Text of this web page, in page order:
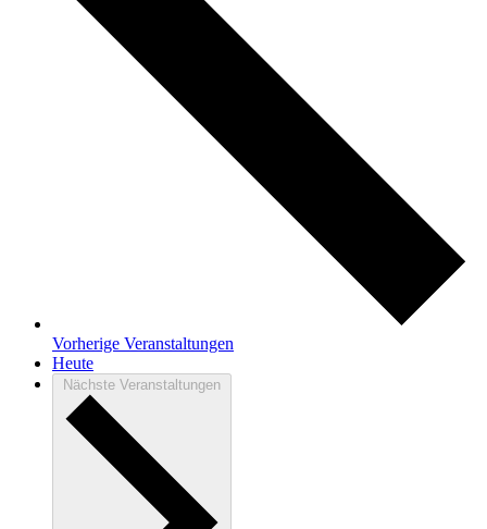
Vorherige Veranstaltungen
Heute
Nächste Veranstaltungen